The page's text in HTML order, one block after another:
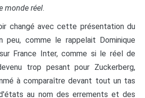
monde réel.
changé avec cette présentation du
peu, comme le rappelait Dominique
France Inter, comme si le réel de
trop pesant pour Zuckerberg,
à comparaître devant tout un tas
au nom des errements et des